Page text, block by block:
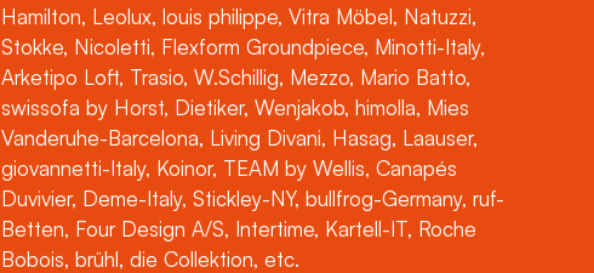
Hamilton, Leolux, louis philippe, Vitra Möbel, Natuzzi,
Stokke, Nicoletti, Flexform Groundpiece, Minotti-Italy,
Arketipo Loft, Trasio, W.Schillig, Mezzo, Mario Batto,
swissofa by Horst, Dietiker, Wenjakob, himolla, Mies
Vanderuhe-Barcelona, Living Divani, Hasag, Laauser,
giovannetti-Italy, Koinor, TEAM by Wellis, Canapés
Duvivier, Deme-Italy, Stickley-NY, bullfrog-Germany, ruf-
Betten, Four Design A/S, Intertime, Kartell-IT, Roche
Bobois, brühl, die Collektion, etc.